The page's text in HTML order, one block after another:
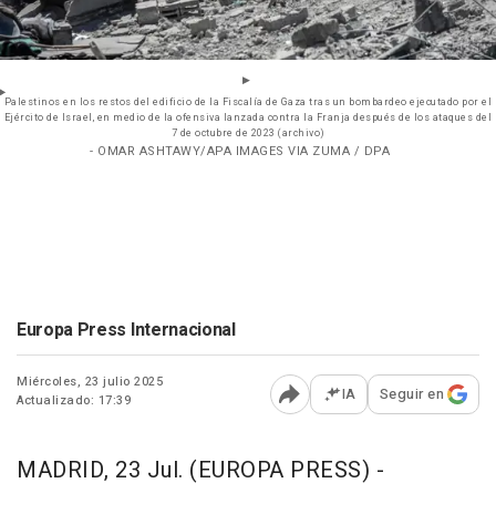
Palestinos en los restos del edificio de la Fiscalía de Gaza tras un bombardeo ejecutado por el
Ejército de Israel, en medio de la ofensiva lanzada contra la Franja después de los ataques del
7 de octubre de 2023 (archivo)
- OMAR ASHTAWY/APA IMAGES VIA ZUMA / DPA
Europa Press Internacional
Miércoles, 23 julio 2025
Actualizado: 17:39
Abrir opciones para
IA Seguir en
MADRID, 23 Jul. (EUROPA PRESS) -